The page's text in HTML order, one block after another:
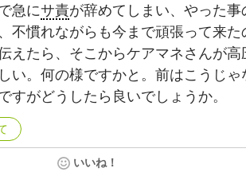
急にサ責が辞めてしまい、やった
不慣れながらも今まで頑張って来た
えたら、そこからケアマネさんが
い。何の様ですかと。前はこうじ
すがどうしたら良いでしょうか。
いいね！